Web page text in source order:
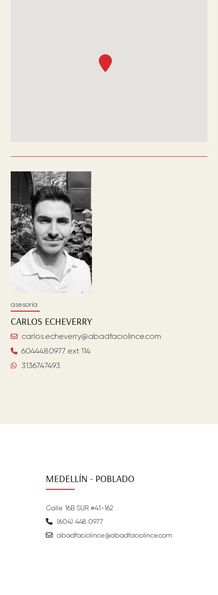
asesoría
CARLOS ECHEVERRY
carlos.echeverry@abadfaciolince.com
6044480977 ext 114
3136747493
MEDELLÍN - POBLADO
Calle 16B SUR #41-162
(604) 448 0977
abadfaciolince@abadfaciolince.com